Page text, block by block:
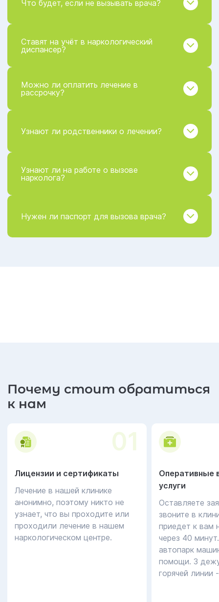
Что будет, если не вызывать врача?
Ставят на учёт в наркологический
диспансер?
Можно ли оплатить лечение в
рассрочку?
Узнают ли родственники о лечении?
Узнают ли на работе о вызове
нарколога?
Нужен ли паспорт для вызова врача?
Почему стоит обратиться
к нам
01
Лицензии и сертификаты
Лечение в нашей клинике
анонимно, поэтому никто не
узнает, что вы проходите или
проходили лечение в нашем
наркологическом центре.
Оперативные
услуги
Оставляете
звоните в
приедет к вам
через 40
автопарк
помощи. 3
горячей линии